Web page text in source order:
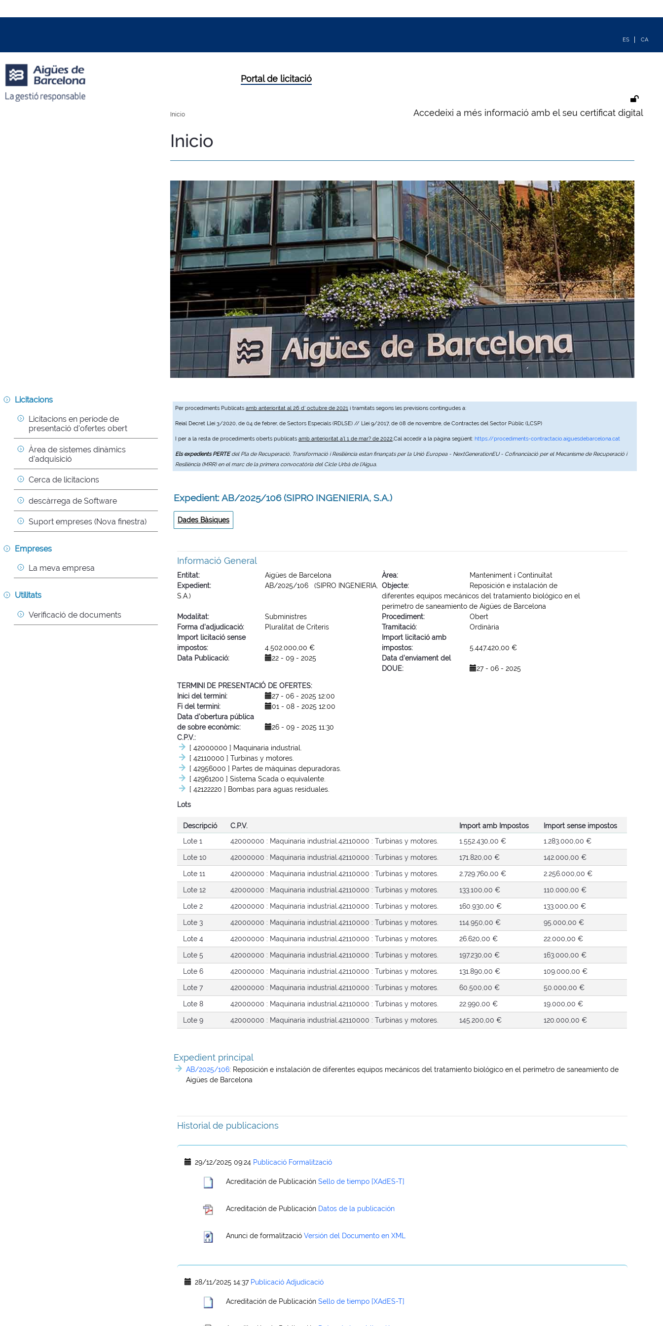
Per procediments Publicats amb anterioritat al 26 d' octubre de 2021 i tramitats segons les previsions contingudes a:
Reial Decret Llei 3/2020, de 04 de febrer, de Sectors Especials (RDLSE) // Llei 9/2017, de 08 de novembre, de Contractes del Sector Públic (LCSP)
I per a la resta de procediments oberts publicats amb anterioritat a'l 1 de mar? de 2022,Cal accedir a la pàgina següent: https://procediments-contractacio.aiguesdebarcelona.cat
Els expedients PERTEdel Pla de Recuperació, Transformació i Resiliència estan finançats per la Unió Europea - NextGenerationEU - Cofinanciació per el Mecanisme de Recuperació i
Resiliència (MRR) en el marc de la primera convocatòria del Cicle Urbà de l'Aigua.
Portal de licitació
Accedeixi a més informació amb el seu certificat digital
Licitacions
Licitacions en període de
presentació d'ofertes obert
Àrea de sistemes dinàmics
d'adquisició
Cerca de licitacions
descàrrega de Software
Suport empreses (Nova finestra)
Empreses
La meva empresa
Utilitats
Verificació de documents
Inicio
Inicio
Expedient: AB/2025/106 (SIPRO INGENIERIA, S.A.)
Dades Bàsiques
Informació General
Entitat Aigües de Barcelona Àrea
Manteniment i Continuïtat
Expedient
AB/2025/106 (SIPRO INGENIERIA,
S.A.)
Objecte
Reposición e instalación de
diferentes equipos mecánicos del tratamiento biológico en el
perímetro de saneamiento de Aigües de Barcelona
Modalitat
Subministres Procediment
Obert
Forma d'adjudicació
Pluralitat de Criteris Tramitació
Ordinària
Import licitació sense
impostos
4.502.000,00 €
Import licitació amb
impostos
5.447.420,00 €
Data Publicació
22 - 09 - 2025
Data d'enviament del
DOUE
27 - 06 - 2025
TERMINI DE PRESENTACIÓ DE OFERTES
Inici del termini
27 - 06 - 2025 12:00
Fi del termini
01 - 08 - 2025 12:00
Data d'obertura pública
de sobre econòmic
26 - 09 - 2025 11:30
C.P.V.
[ 42000000 ] Maquinaria industrial.
[ 42110000 ] Turbinas y motores.
[ 42956000 ] Partes de máquinas depuradoras.
[ 42961200 ] Sistema Scada o equivalente.
[ 42122220 ] Bombas para aguas residuales.
Lots
Descripció C.P.V. Import amb Impostos
Import sense impostos
Lote 1
42000000 : Maquinaria industrial.42110000 : Turbinas y motores. 1.552.430,00 € 1.283.000,00 €
Lote 10 42000000 : Maquinaria industrial.42110000 : Turbinas y motores. 171.820,00 € 142.000,00 €
Lote 11 42000000 : Maquinaria industrial.42110000 : Turbinas y motores. 2.729.760,00 € 2.256.000,00 €
Lote 12 42000000 : Maquinaria industrial.42110000 : Turbinas y motores. 133.100,00 € 110.000,00 €
Lote 2 42000000 : Maquinaria industrial.42110000 : Turbinas y motores. 160.930,00 € 133.000,00 €
Lote 3 42000000 : Maquinaria industrial.42110000 : Turbinas y motores. 114.950,00 € 95.000,00 €
Lote 4 42000000 : Maquinaria industrial.42110000 : Turbinas y motores. 26.620,00 € 22.000,00 €
Lote 5 42000000 : Maquinaria industrial.42110000 : Turbinas y motores. 197.230,00 € 163.000,00 €
Lote 6 42000000 : Maquinaria industrial.42110000 : Turbinas y motores. 131.890,00 € 109.000,00 €
Lote 7 42000000 : Maquinaria industrial.42110000 : Turbinas y motores. 60.500,00 € 50.000,00 €
Lote 8 42000000 : Maquinaria industrial.42110000 : Turbinas y motores. 22.990,00 € 19.000,00 €
Lote 9 42000000 : Maquinaria industrial.42110000 : Turbinas y motores. 145.200,00 € 120.000,00 €
Expedient principal
AB/2025/106: Reposición e instalación de diferentes equipos mecánicos del tratamiento biológico en el perímetro de saneamiento de
Aigües de Barcelona
Historial de publicacions
29/12/2025 09:24 Publicació Formalització
Acreditación de Publicación Sello de tiempo [XAdES-T]
Acreditación de Publicación Datos de la publicación
Anunci de formalització Versión del Documento en XML
28/11/2025 14:37 Publicació Adjudicació
Acreditación de Publicación Sello de tiempo [XAdES-T]